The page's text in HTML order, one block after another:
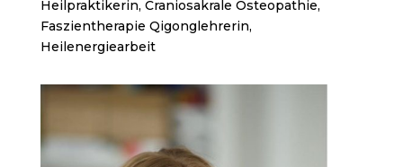
Heilpraktikerin, Craniosakrale Osteopathie,
Faszientherapie Qigonglehrerin,
Heilenergiearbeit